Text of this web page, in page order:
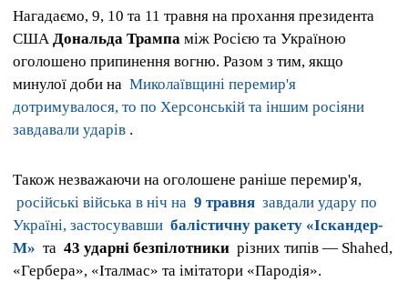
Нагадаємо, 9, 10 та 11 травня на прохання президента
США Дональда Трампа між Росією та Україною
оголошено припинення вогню. Разом з тим, якщо
минулої доби на Миколаївщині перемир'я
дотримувалося, то по Херсонській та іншим росіяни
завдавали ударів .
Також незважаючи на оголошене раніше перемир'я,
російські війська в ніч на 9 травня завдали удару по
Україні, застосувавши балістичну ракету «Іскандер-
М» та 43 ударні безпілотники різних типів — Shahed,
«Гербера», «Італмас» та імітатори «Пародія».